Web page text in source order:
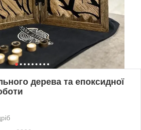
дерева та епоксидної